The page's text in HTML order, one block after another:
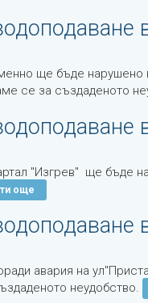
ще бъде нарушено
се за създаденото
"Изгрев" ще бъде
още
авария на
неудобство.